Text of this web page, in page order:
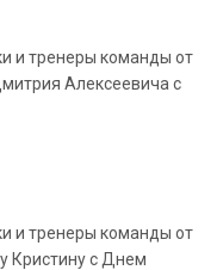
и тренеры команды от
Алексеевича с
и тренеры команды от
Кристину с Днем